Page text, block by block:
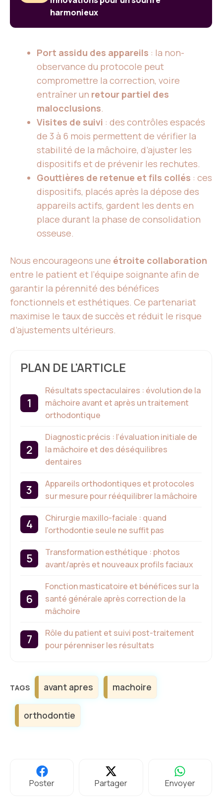
harmonieux
Port assidu des appareils : la non-
observance du protocole peut
compromettre la correction, voire
entraîner un retour partiel des
malocclusions.
Visites de suivi : des contrôles espacés
de 3 à 6 mois permettent de vérifier la
stabilité de la mâchoire, d’ajuster les
dispositifs et de prévenir les rechutes.
Gouttières de retenue et fils collés : ces
dispositifs, placés après la dépose des
appareils actifs, gardent les dents en
place durant la phase de consolidation
osseuse.
Nous encourageons une étroite collaboration
entre le patient et l’équipe soignante afin de
garantir la pérennité des bénéfices
fonctionnels et esthétiques. Ce partenariat
maximise le taux de succès et réduit le risque
d’ajustements ultérieurs.
PLAN DE L'ARTICLE
Résultats spectaculaires : évolution de la
mâchoire avant et après un traitement
orthodontique
Diagnostic précis : l’évaluation initiale de
la mâchoire et des déséquilibres
dentaires
Appareils orthodontiques et protocoles
sur mesure pour rééquilibrer la mâchoire
Chirurgie maxillo-faciale : quand
l’orthodontie seule ne suffit pas
Transformation esthétique : photos
avant/après et nouveaux profils faciaux
Fonction masticatoire et bénéfices sur la
santé générale après correction de la
mâchoire
Rôle du patient et suivi post-traitement
pour pérenniser les résultats
Étiquettes
avant apres machoire
orthodontie
Poster Partager Envoyer